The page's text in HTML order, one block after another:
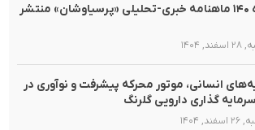
شماره ۱۴۰ ماهنامه خبری-تحلیلی «پرسیاوشان» منتشر
۱۴۰۴
انسانی، موتور محرکه پیشرفت و نوآوری در
گذاری دارویی گلرنگ
۱۴۰۴